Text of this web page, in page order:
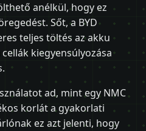
anélkül, hogy ez
Sőt, a BYD
teljes töltés az akku
kiegyensúlyozása
ad, mint egy NMC
korlát a gyakorlati
ez azt jelenti, hogy